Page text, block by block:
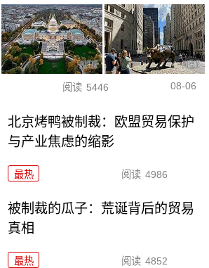
阅读 5446 08-06
北京烤鸭被制裁：欧盟贸易保护
与产业焦虑的缩影
最热 阅读 4986
被制裁的瓜子：荒诞背后的贸易
真相
最热 阅读 4852